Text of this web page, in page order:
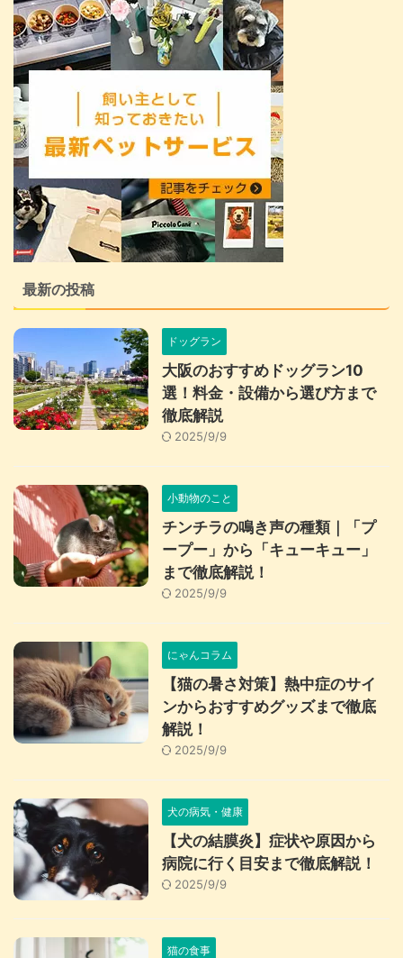
最新の投稿
ドッグラン
大阪のおすすめドッグラン10
選！料金・設備から選び方まで
徹底解説
2025/9/9
小動物のこと
チンチラの鳴き声の種類｜「プ
ープー」から「キューキュー」
まで徹底解説！
2025/9/9
にゃんコラム
【猫の暑さ対策】熱中症のサイ
ンからおすすめグッズまで徹底
解説！
2025/9/9
犬の病気・健康
【犬の結膜炎】症状や原因から
病院に行く目安まで徹底解説！
2025/9/9
猫の食事